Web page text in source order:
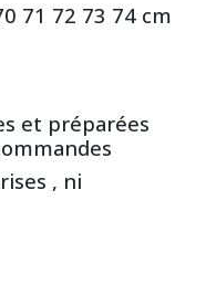
71 72 73 74 cm
et préparées
, ni